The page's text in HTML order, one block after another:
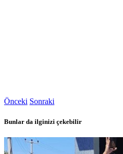
Önceki Sonraki
Bunlar da ilginizi çekebilir